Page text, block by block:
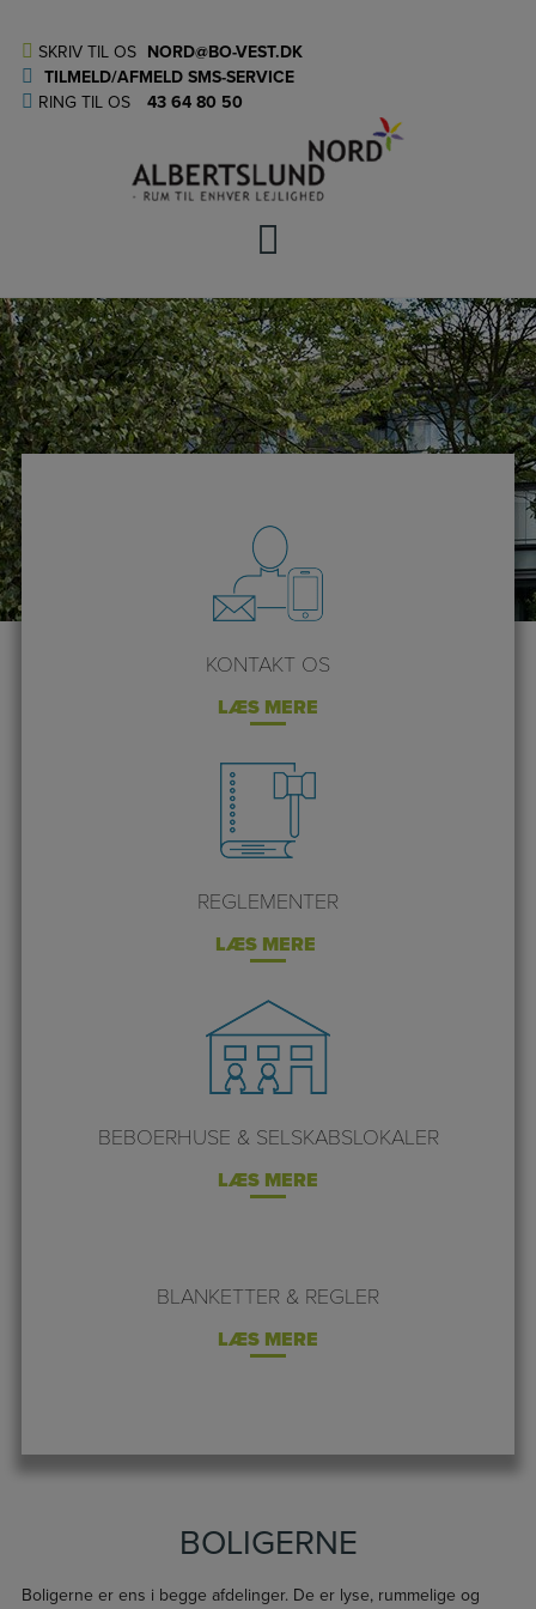
indholdet
SKRIV TIL OS NORD@BO-VEST.DK
TILMELD/AFMELD SMS-SERVICE
RING TIL OS
43 64 80 50
KONTAKT OS
LÆS MERE
REGLEMENTER
LÆS MERE
BEBOERHUSE & SELSKABSLOKALER
LÆS MERE
BLANKETTER & REGLER
LÆS MERE
BOLIGERNE
Boligerne er ens i begge afdelinger. De er lyse, rummelige og